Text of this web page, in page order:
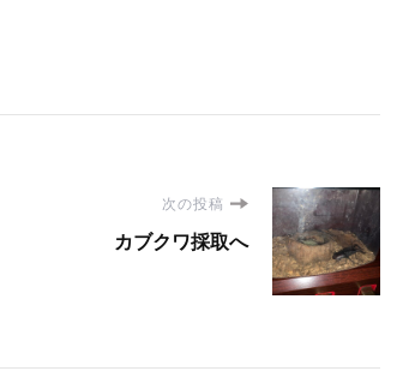
次の投稿
カブクワ採取へ